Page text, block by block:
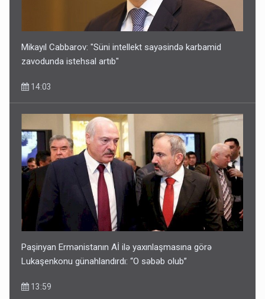
Mikayıl Cabbarov: "Süni intellekt sayəsində karbamid
zavodunda istehsal artıb"
14:03
Paşinyan Ermənistanın Aİ ilə yaxınlaşmasına görə
Lukaşenkonu günahlandırdı: “O səbəb olub”
13:59